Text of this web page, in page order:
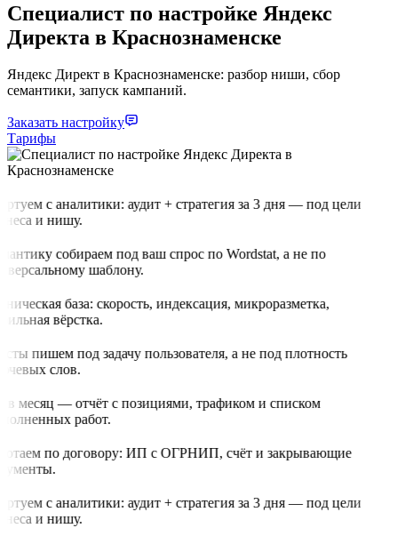
Специалист по настройке Яндекс
Директа в Краснознаменске
Яндекс Директ в Краснознаменске: разбор ниши, сбор
семантики, запуск кампаний.
Заказать настройку
Тарифы
с аналитики: аудит + стратегия за 3 дня — под цели
и нишу.
собираем под ваш спрос по Wordstat, а не по
шаблону.
база: скорость, индексация, микроразметка,
вёрстка.
пишем под задачу пользователя, а не под плотность
слов.
в месяц — отчёт с позициями, трафиком и списком
работ.
по договору: ИП с ОГРНИП, счёт и закрывающие
с аналитики: аудит + стратегия за 3 дня — под цели
и нишу.